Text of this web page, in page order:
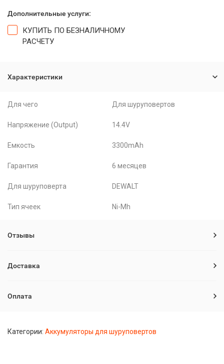
Дополнительные услуги:
КУПИТЬ ПО БЕЗНАЛИЧНОМУ
РАСЧЕТУ
Характеристики
Для чего Для шуруповертов
Напряжение (Output) 14.4V
Емкость 3300mAh
Гарантия 6 месяцев
Для шуруповерта DEWALT
Тип ячеек Ni-Mh
Отзывы
Доставка
Оплата
Категории: Аккумуляторы для шуруповертов